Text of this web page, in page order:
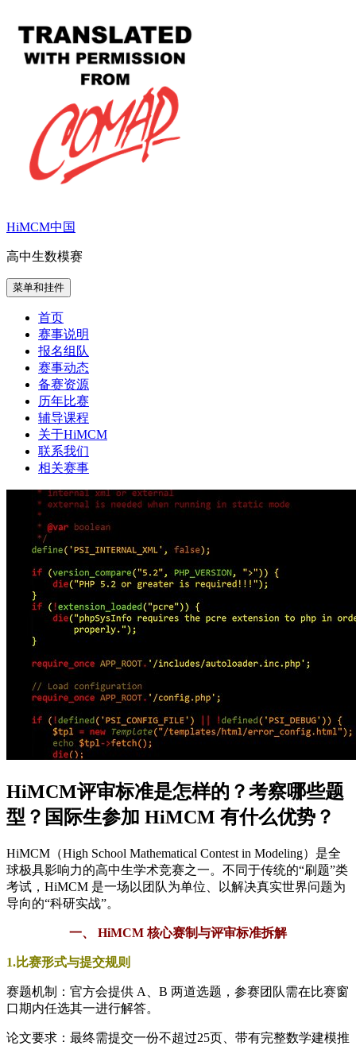
HiMCM中国
高中生数模赛
菜单和挂件
首页
赛事说明
报名组队
赛事动态
备赛资源
历年比赛
辅导课程
关于HiMCM
联系我们
相关赛事
HiMCM评审标准是怎样的？考察哪些题
型？国际生参加 HiMCM 有什么优势？
HiMCM（High School Mathematical Contest in Modeling）是全
球极具影响力的高中生学术竞赛之一。不同于传统的“刷题”类
考试，HiMCM 是一场以团队为单位、以解决真实世界问题为
导向的“科研实战”。
一、 HiMCM 核心赛制与评审标准拆解
1.比赛形式与提交规则
赛题机制：官方会提供 A、B 两道选题，参赛团队需在比赛窗
口期内任选其一进行解答。
论文要求：最终需提交一份不超过25页、带有完整数学建模推